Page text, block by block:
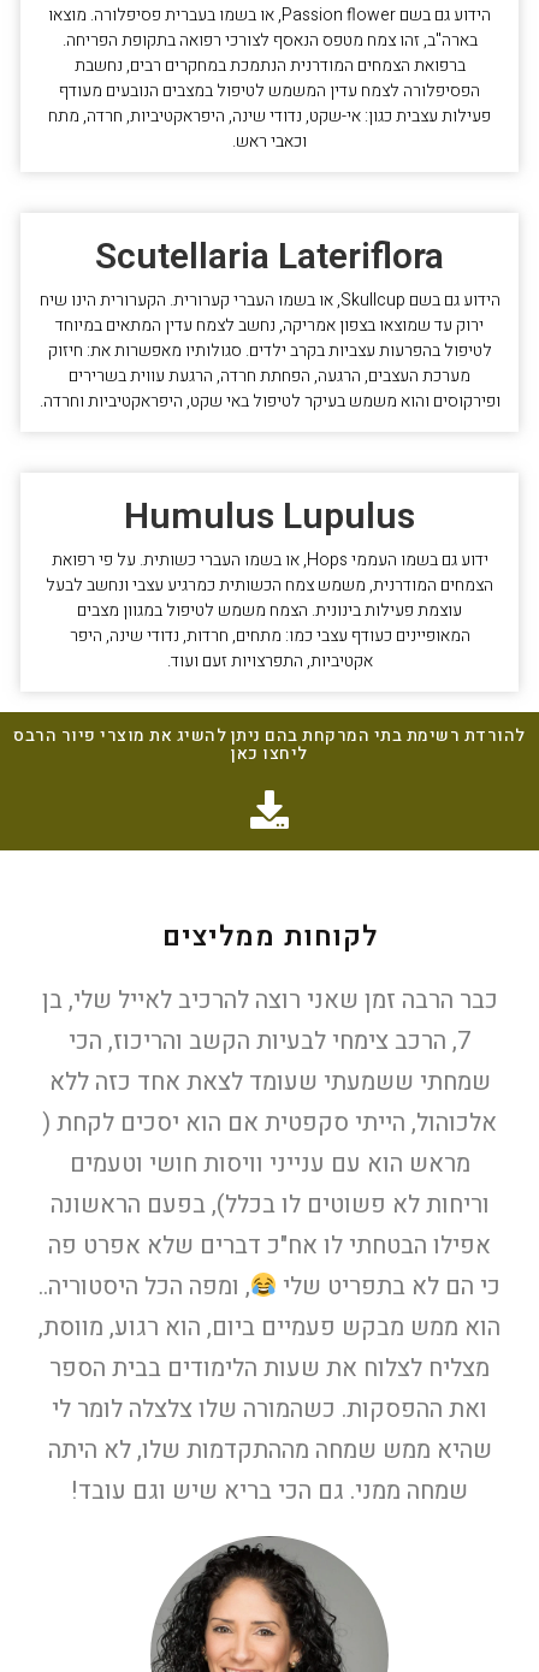
הידוע גם בשם Passion flower, או בשמו בעברית פסיפלורה. מוצאו
בארה"ב, זהו צמח מטפס הנאסף לצורכי רפואה בתקופת הפריחה.
ברפואת הצמחים המודרנית הנתמכת במחקרים רבים, נחשבת
הפסיפלורה לצמח עדין המשמש לטיפול במצבים הנובעים מעודף
פעילות עצבית כגון: אי-שקט, נדודי שינה, היפראקטיביות, חרדה, מתח
וכאבי ראש.
Scutellaria Lateriflora
הידוע גם בשם Skullcup, או בשמו העברי קערורית. הקערורית הינו שיח
ירוק עד שמוצאו בצפון אמריקה, נחשב לצמח עדין המתאים במיוחד
לטיפול בהפרעות עצביות בקרב ילדים. סגולותיו מאפשרות את: חיזוק
מערכת העצבים, הרגעה, הפחתת חרדה, הרגעת עווית בשרירים
ופירקוסים והוא משמש בעיקר לטיפול באי שקט, היפראקטיביות וחרדה.
Humulus Lupulus
ידוע גם בשמו העממי Hops, או בשמו העברי כשותית. על פי רפואת
הצמחים המודרנית, משמש צמח הכשותית כמרגיע עצבי ונחשב לבעל
עוצמת פעילות בינונית. הצמח משמש לטיפול במגוון מצבים
המאופיינים כעודף עצבי כמו: מתחים, חרדות, נדודי שינה, היפר
אקטיביות, התפרצויות זעם ועוד.
להורדת רשימת בתי המרקחת בהם ניתן להשיג את מוצרי פיור הרבס
ליחצו כאן
לקוחות ממליצים
כבר הרבה זמן שאני רוצה להרכיב לאייל שלי, בן
7, הרכב צימחי לבעיות הקשב והריכוז, הכי
שמחתי ששמעתי שעומד לצאת אחד כזה ללא
אלכוהול, הייתי סקפטית אם הוא יסכים לקחת (
מראש הוא עם ענייני וויסות חושי וטעמים
וריחות לא פשוטים לו בכלל), בפעם הראשונה
אפילו הבטחתי לו אח"כ דברים שלא אפרט פה
כי הם לא בתפריט שלי
, ומפה הכל היסטוריה..
הוא ממש מבקש פעמיים ביום, הוא רגוע, מווסת,
מצליח לצלוח את שעות הלימודים בבית הספר
ואת ההפסקות. כשהמורה שלו צלצלה לומר לי
שהיא ממש שמחה מההתקדמות שלו, לא היתה
שמחה ממני. גם הכי בריא שיש וגם עובד!